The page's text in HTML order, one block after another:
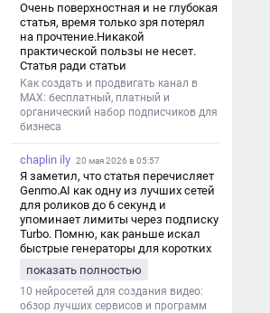
Очень поверхностная и не глубокая
статья, время только зря потерял
на прочтение.Никакой
практической пользы не несет.
Статья ради статьи
Как создать и продвигать канал в
MAX: бесплатный, платный и
органический набор подписчиков для
бизнеса
chaplin ily 20 мая 2026 в 05:57
Я заметил, что статья перечисляет
Genmo.AI как одну из лучших сетей
для роликов до 6 секунд и
упоминает лимиты через подписку
Turbo. Помню, как раньше искал
быстрые генераторы для коротких
такой обзор именно с акцентом на
ограничения и подпись. Image V2
показать полностью
10 нейросетей для создания видео:
обзор лучших сервисов и программ